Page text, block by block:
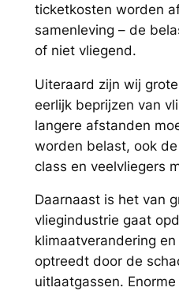
ticketkosten worden
samenleving – de
of niet vliegend.
Uiteraard zijn wij
eerlijk beprijzen van
langere afstanden
worden belast, ook
class en veelvliegers
Daarnaast is het van
vliegindustrie gaat
klimaatverandering
optreedt door de
uitlaatgassen.